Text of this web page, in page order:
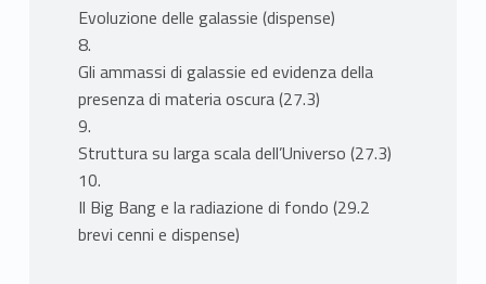
Evoluzione delle galassie (dispense)
8.
Gli ammassi di galassie ed evidenza della
presenza di materia oscura (27.3)
9.
Struttura su larga scala dell’Universo (27.3)
10.
Il Big Bang e la radiazione di fondo (29.2
brevi cenni e dispense)